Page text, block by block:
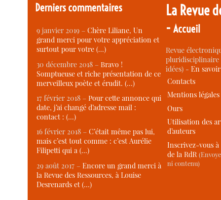
Derniers commentaires
9 janvier 2019 –Chère Liliane, Un
grand merci pour votre appréciation et
surtout pour votre (…)
30 décembre 2018 –Bravo !
Somptueuse et riche présentation de ce
merveilleux poète et érudit. (…)
17 février 2018 –Pour cette annonce qui
date, j’ai changé d’adresse mail :
contact : (…)
16 février 2018 –C’était même pas lui,
mais c’est tout comme : c’est Aurélie
Filipetti qui a (…)
29 août 2017 –Encore un grand merci à
la Revue des Ressources, à Louise
Desrenards et (…)
La Revue
-Accueil
Revue
idées) -En
Contacts
Mentions légales
Ours
Utilisation des
d’auteurs
Inscrivez-vous
de la RdR
ni contenu)